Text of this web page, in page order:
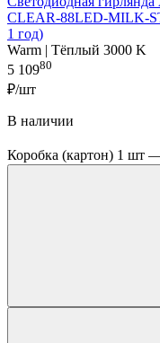
CLEAR-88LED-MILK-
1 год)
Warm | Тёплый 3000 K
5 10980
₽/шт
В наличии
Коробка (картон) 1 шт